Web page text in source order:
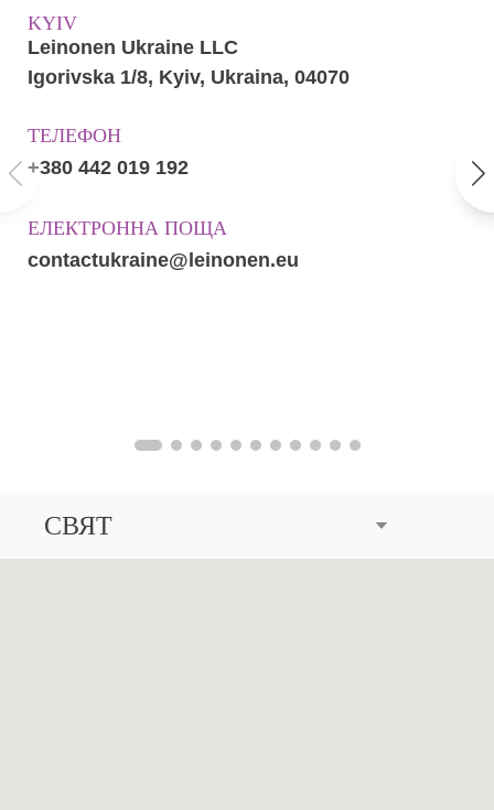
KYIV
Leinonen Ukraine LLC
Іgorіvska 1/8, Kyiv, Ukraina, 04070
ТЕЛЕФОН
+380 442 019 192
ЕЛЕКТРОННА ПОЩА
contactukraine@leinonen.eu